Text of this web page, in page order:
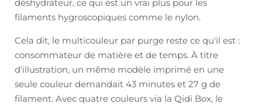
déshydrateur, ce qui est un vrai plus pour les
filaments hygroscopiques comme le nylon.
Cela dit, le multicouleur par purge reste ce qu'il est :
consommateur de matière et de temps. À titre
d'illustration, un même modèle imprimé en une
seule couleur demandait 43 minutes et 27 g de
filament. Avec quatre couleurs via la Qidi Box, le